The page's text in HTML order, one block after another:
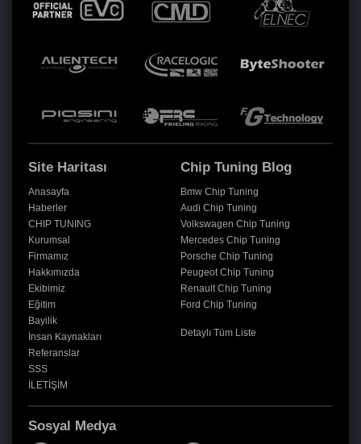
Site Haritası
Anasayfa
Haberler
CHIP TUNING
Kurumsal
Firmamız
Hakkımızda
Ekibimiz
Eğitim
Bayilik
İnsan Kaynakları
Referanslar
SSS
İLETİŞİM
Chip Tuning Blog
Bmw Chip Tuning
Audi Chip Tuning
Volkswagen Chip Tuning
Mercedes Chip Tuning
Porsche Chip Tuning
Peugeot Chip Tuning
Renault Chip Tuning
Ford Chip Tuning
Detaylı Tüm Liste
Sosyal Medya